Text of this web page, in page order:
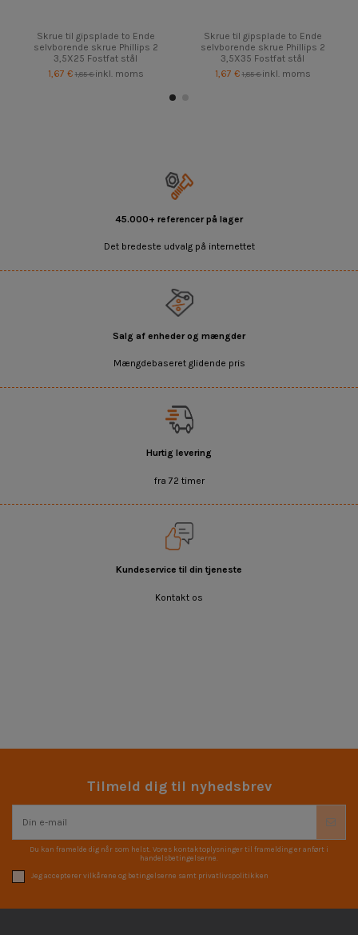
Skrue til gipsplade to Ende
selvborende skrue Phillips 2
3,5X25 Fostfat stål
1,67 €1,85 €inkl. moms
Skrue til gipsplade to Ende
selvborende skrue Phillips 2
3,5X35 Fostfat stål
1,67 €1,85 €inkl. moms
45.000+ referencer på lager
Det bredeste udvalg på internettet
Salg af enheder og mængder
Mængdebaseret glidende pris
Hurtig levering
fra 72 timer
Kundeservice til din tjeneste
Kontakt os
Tilmeld dig til nyhedsbrev
Du kan framelde dig når som helst. Vores kontaktoplysninger til framelding er anført i
handelsbetingelserne.
Jeg accepterer vilkårene og betingelserne samt privatlivspolitikken